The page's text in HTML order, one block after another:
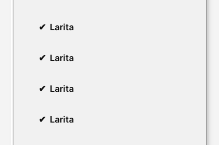
Larita
Larita
Larita
Larita